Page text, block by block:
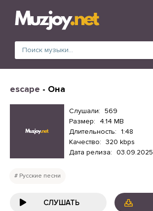
escape - Она
Слушали: 569
Размер:
4.14 MB
Длительность: 1:48
Качество: 320 kbps
Дата релиза: 03.09.2025
Русские песни
СЛУШАТЬ